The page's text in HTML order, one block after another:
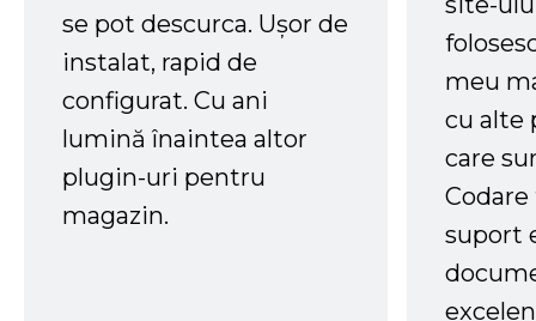
se pot descurca. Ușor de
instalat, rapid de
configurat. Cu ani
lumină înaintea altor
plugin-uri pentru
magazin.
meu
cu alte
care
suport